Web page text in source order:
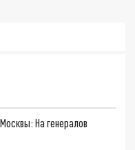
На генералов